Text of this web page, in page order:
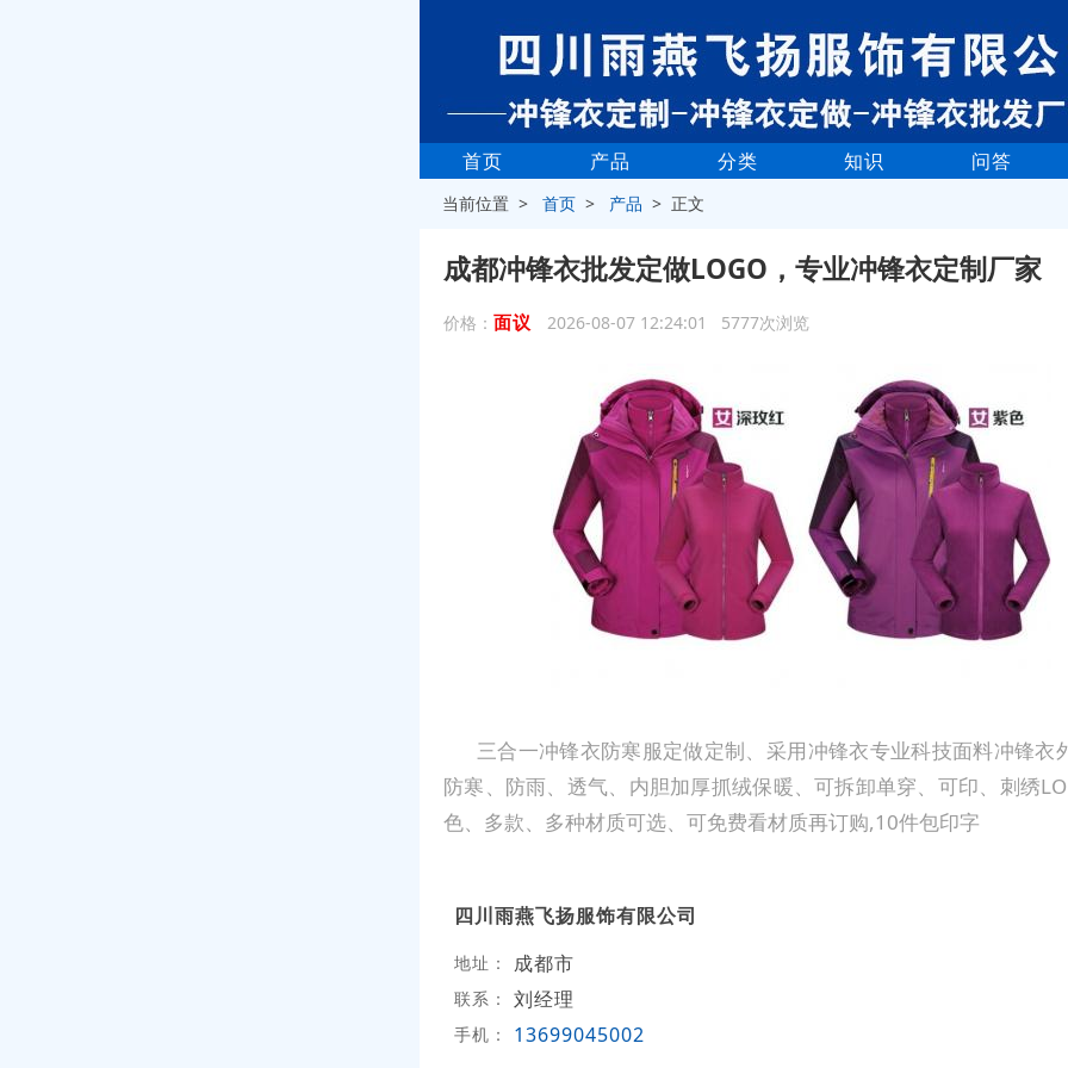
首页 产品 分类 知识 问答
当前位置 >首页 > 产品 > 正文
成都冲锋衣批发定做LOGO，专业冲锋衣定制厂家
价格： 面议 2026-08-07 12:24:01 5777次浏览
三合一冲锋衣防寒服定做定制、采用冲锋衣专业科技面料冲锋衣
防寒、防雨、透气、内胆加厚抓绒保暖、可拆卸单穿、可印、刺绣
色、多款、多种材质可选、可免费看材质再订购,10件包印字
四川雨燕飞扬服饰有限公司
地址： 成都市
联系： 刘经理
手机： 13699045002